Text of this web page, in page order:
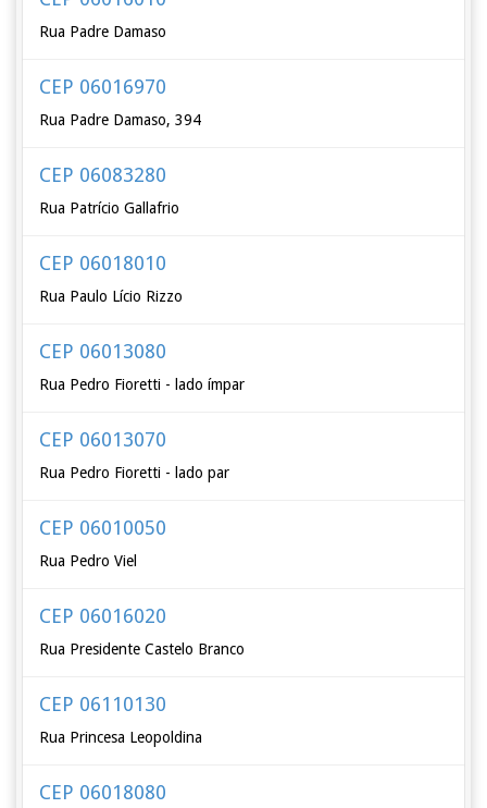
Rua Padre Damaso
CEP 06016970
Rua Padre Damaso, 394
CEP 06083280
Rua Patrício Gallafrio
CEP 06018010
Rua Paulo Lício Rizzo
CEP 06013080
Rua Pedro Fioretti - lado ímpar
CEP 06013070
Rua Pedro Fioretti - lado par
CEP 06010050
Rua Pedro Viel
CEP 06016020
Rua Presidente Castelo Branco
CEP 06110130
Rua Princesa Leopoldina
CEP 06018080